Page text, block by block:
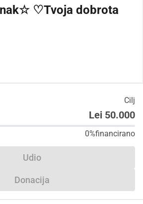
♡Tvoja dobrota
Cilj
Lei 50.000
0%financirano
Udio
Donacija